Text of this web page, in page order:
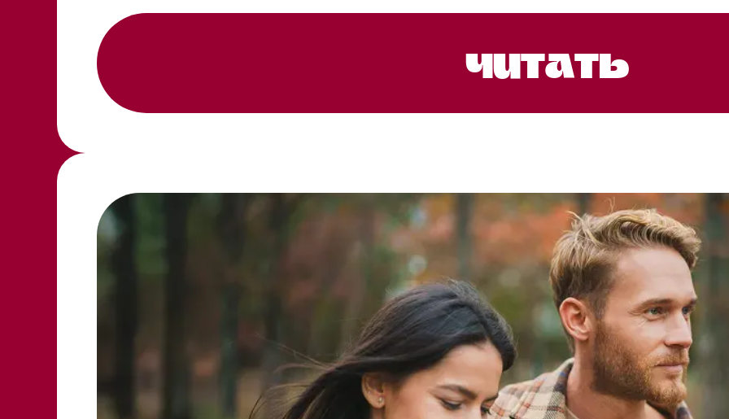
Читать